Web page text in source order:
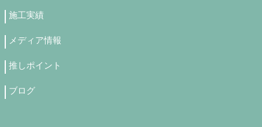
施工実績
メディア情報
推しポイント
ブログ